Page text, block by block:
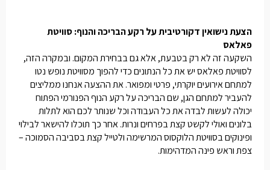
הצעת נישואין דקורטיבית על רקע הבריכה והנוף: סוויטת
פאלאס
השקעה זה לא רק בטבעת, אלא גם בבחירת המקום. ובמקרה הזה,
לסוויטת פאלאס יש את כל הנתונים כדי להפוך מסוויטת נופש נטו
למתחם אירועים יוקרתי, פרטי ומפואר. את ההצעה אנחנו ממליצים
להעביר למתחם הגן, שם הבריכה על רקע הנוף הפנורמי הפתוח
יכולה לעשות לבדה את כל העבודה וכל שנותר לכם הוא לתלות
בלונים ואולי לקשט קצת בפרחים ונרות. אחר כך תוכלו להישאר לבילוי
ופינוקים בסוויטת הלוקסוס המרשימה ולטייל קצת בסביבה הסמוכה –
צפת וראש פינה המדהימות.